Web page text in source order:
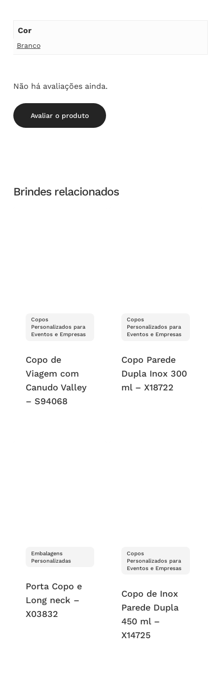
Cor
Branco
Não há avaliações ainda.
Avaliar o produto
Brindes relacionados
Copos
Personalizados para
Eventos e Empresas
Copo de
Viagem com
Canudo Valley
– S94068
Copos
Personalizados para
Eventos e Empresas
Copo Parede
Dupla Inox 300
ml – X18722
Embalagens
Personalizadas
Porta Copo e
Long neck –
X03832
Copos
Personalizados para
Eventos e Empresas
Copo de Inox
Parede Dupla
450 ml –
X14725